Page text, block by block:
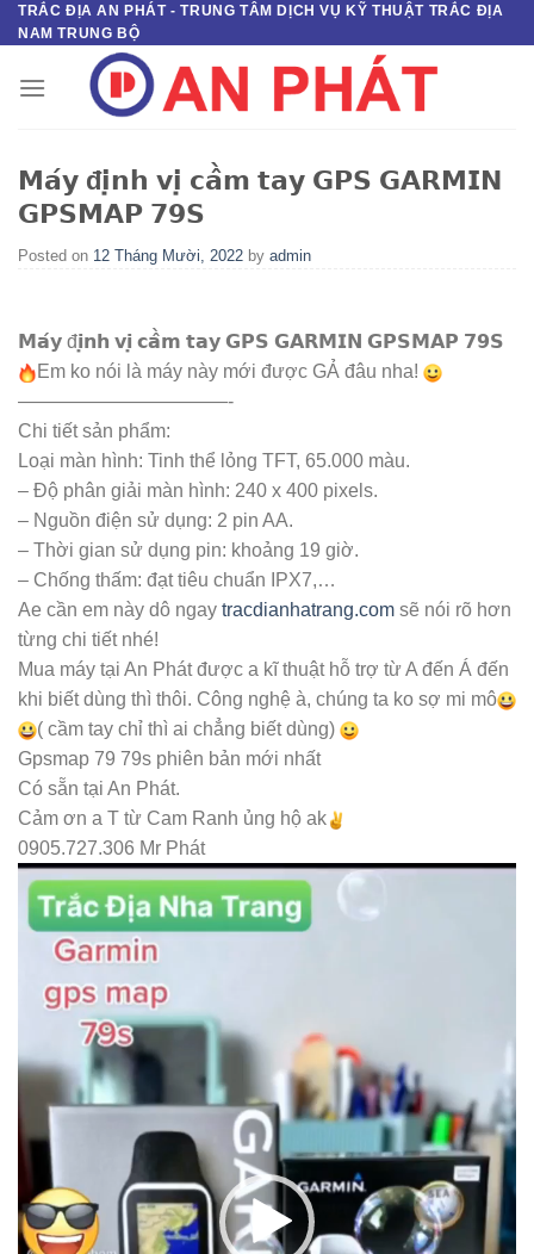
Skip
to
TRẮC ĐỊA AN PHÁT - TRUNG TÂM DỊCH VỤ KỸ THUẬT TRẮC ĐỊA
NAM TRUNG BỘ
𝗠𝗮́𝘆 đ𝗶̣𝗻𝗵 𝘃𝗶̣ 𝗰𝗮̂̀𝗺 𝘁𝗮𝘆 𝗚𝗣𝗦 𝗚𝗔𝗥𝗠𝗜𝗡
𝗚𝗣𝗦𝗠𝗔𝗣 𝟳𝟵𝗦
Posted on 12 Tháng Mười, 2022 by admin
𝗠𝗮́𝘆 đ𝗶̣𝗻𝗵 𝘃𝗶̣ 𝗰𝗮̂̀𝗺 𝘁𝗮𝘆 𝗚𝗣𝗦 𝗚𝗔𝗥𝗠𝗜𝗡 𝗚𝗣𝗦𝗠𝗔𝗣 𝟳𝟵𝗦
Em ko nói là máy này mới được GẢ đâu nha!
———————————-
Chi tiết sản phẩm:
Loại màn hình: Tinh thể lỏng TFT, 65.000 màu.
– Độ phân giải màn hình: 240 x 400 pixels.
– Nguồn điện sử dụng: 2 pin AA.
– Thời gian sử dụng pin: khoảng 19 giờ.
– Chống thấm: đạt tiêu chuẩn IPX7,…
Ae cần em này dô ngay tracdianhatrang.com sẽ nói rõ hơn
từng chi tiết nhé!
Mua máy tại An Phát được a kĩ thuật hỗ trợ từ A đến Á đến
khi biết dùng thì thôi. Công nghệ à, chúng ta ko sợ mi mô
( cầm tay chỉ thì ai chẳng biết dùng)
Gpsmap 79 79s phiên bản mới nhất
Có sẵn tại An Phát.
Cảm ơn a T từ Cam Ranh ủng hộ ak
0905.727.306 Mr Phát
Trình
chơi
Video